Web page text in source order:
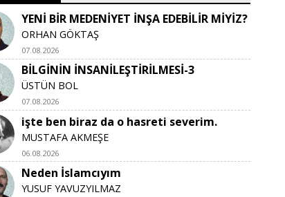
YENİ BİR MEDENİYET İNŞA EDEBİLİR MİYİZ?
ORHAN GÖKTAŞ
07.08.2026
BİLGİNİN İNSANİLEŞTİRİLMESİ-3
ÜSTÜN BOL
07.08.2026
işte ben biraz da o hasreti severim.
MUSTAFA AKMEŞE
06.08.2026
Neden İslamcıyım
YUSUF YAVUZYILMAZ